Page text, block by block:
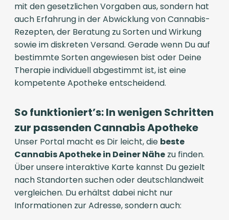
mit den gesetzlichen Vorgaben aus, sondern hat
auch Erfahrung in der Abwicklung von Cannabis-
Rezepten, der Beratung zu Sorten und Wirkung
sowie im diskreten Versand. Gerade wenn Du auf
bestimmte Sorten angewiesen bist oder Deine
Therapie individuell abgestimmt ist, ist eine
kompetente Apotheke entscheidend.
So funktioniert’s: In wenigen Schritten
zur passenden Cannabis Apotheke
Unser Portal macht es Dir leicht, die beste
Cannabis Apotheke in Deiner Nähe zu finden.
Über unsere interaktive Karte kannst Du gezielt
nach Standorten suchen oder deutschlandweit
vergleichen. Du erhältst dabei nicht nur
Informationen zur Adresse, sondern auch: